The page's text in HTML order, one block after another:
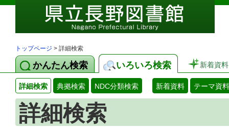
トップページ > 詳細検索
かんたん検索 いろいろ検索 新着資料
詳細検索 典拠検索 NDC分類検索 新着資料 テーマ資料
詳細検索